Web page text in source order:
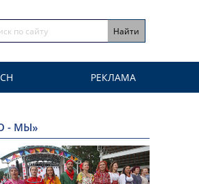
РЕКЛАМА
- МЫ»